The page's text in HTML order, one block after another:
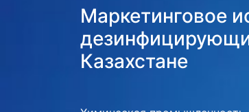
Маркетинговое
Казахстане